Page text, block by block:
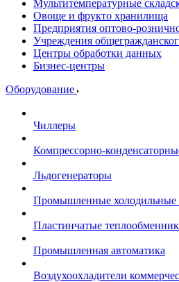
Мультитемпературные
Овоще и фрукто хранилища
Предприятия оптово-
Учреждения
Центры обработки данных
Бизнес-центры
Оборудование
Чиллеры
Компрессорно-
Льдогенераторы
Промышленные холодильные
Пластинчатые
Промышленная автоматика
Воздухоохладители